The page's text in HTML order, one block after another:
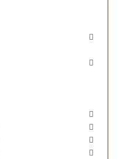





